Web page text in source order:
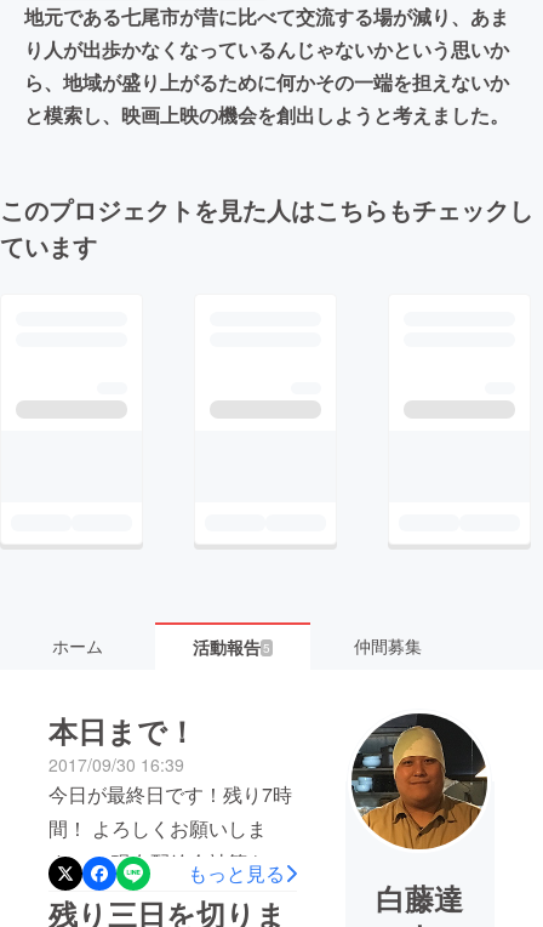
地元である七尾市が昔に比べて交流する場が減り、あま
り人が出歩かなくなっているんじゃないかという思いか
ら、地域が盛り上がるために何かその一端を担えないか
と模索し、映画上映の機会を創出しようと考えました。
このプロジェクトを見た人はこちらもチェックし
ています
ホーム 活動報告5 仲間募集
本日まで！
2017/09/30 16:39
今日が最終日です！残り7時
間！ よろしくお願いしま
す！！ 現在配給会社等も決
まってきて、そこのリスト
もっと見る
残り三日を切りま
白藤達